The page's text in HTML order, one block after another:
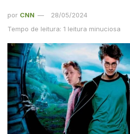
por CNN
28/05/2024
Tempo de leitura: 1 leitura minuciosa